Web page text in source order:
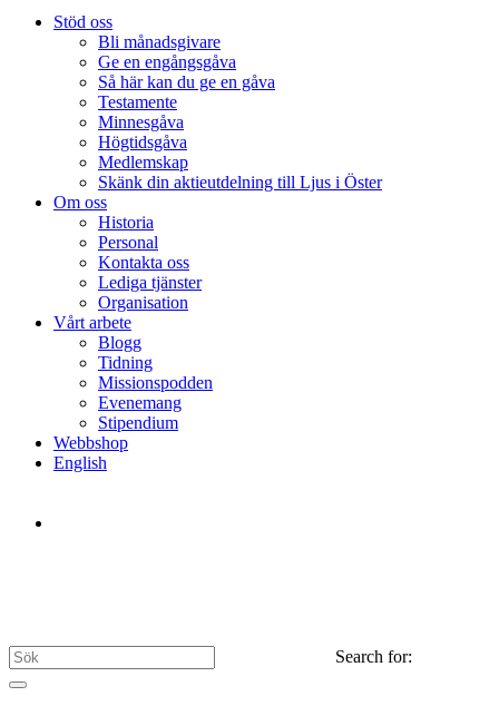
Stöd oss
Bli månadsgivare
Ge en engångsgåva
Så här kan du ge en gåva
Testamente
Minnesgåva
Högtidsgåva
Medlemskap
Skänk din aktieutdelning till Ljus i Öster
Om oss
Historia
Personal
Kontakta oss
Lediga tjänster
Organisation
Vårt arbete
Blogg
Tidning
Missionspodden
Evenemang
Stipendium
Webbshop
English
Search for: